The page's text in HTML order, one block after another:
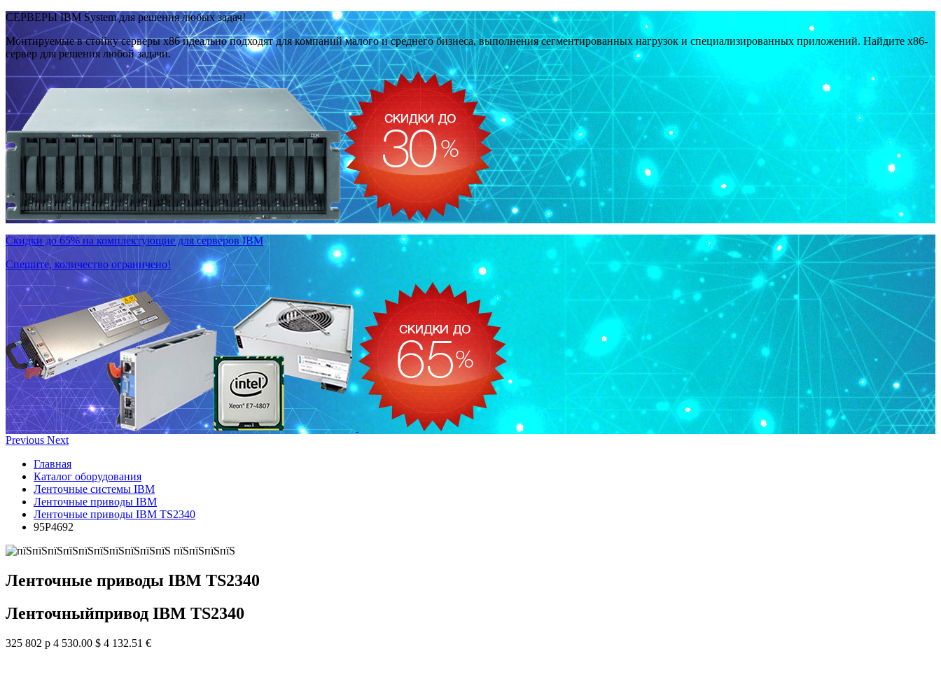
СЕРВЕРЫ IBM System для решения любых задач!
Монтируемые в стойку серверы x86 идеально подходят для компаний малого и среднего бизнеса, выполнения сегментированных нагрузок и специализированных приложений. Найдите x86-
сервер для решения любой задачи.
Скидки до 65% на комплектующие для серверов IBM
Спешите, количество ограничено!
Previous Next
Главная
Каталог оборудования
Ленточные системы IBM
Ленточные приводы IBM
Ленточные приводы IBM TS2340
95P4692
Ленточные приводы IBM TS2340
Ленточныйпривод IBM TS2340
325 802 р 4 530.00 $ 4 132.51 €